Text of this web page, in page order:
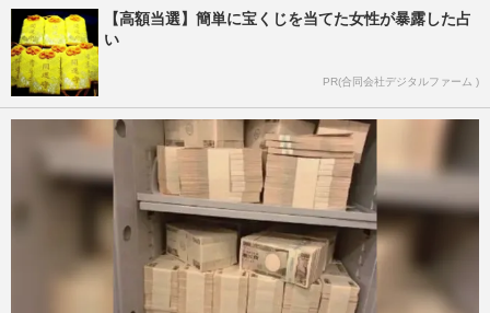
【高額当選】簡単に宝くじを当てた女性が暴露した占
い
PR(合同会社デジタルファーム )